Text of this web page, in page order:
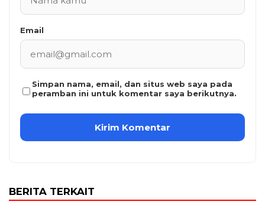
Email
Simpan nama, email, dan situs web saya pada
peramban ini untuk komentar saya berikutnya.
BERITA TERKAIT